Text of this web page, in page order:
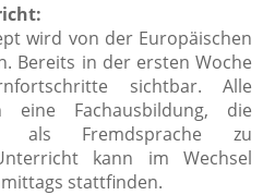
wird von der Europäischen
Bereits in der ersten Woche
sichtbar. Alle
eine Fachausbildung, die
als Fremdsprache zu
kann im Wechsel
stattfinden.